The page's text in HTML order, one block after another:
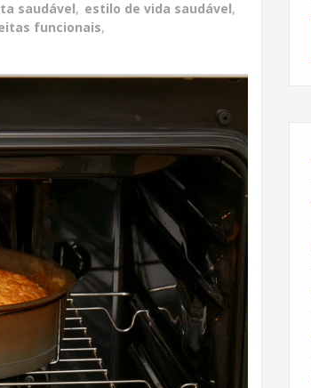
saudável, estilo de vida saudável,
funcionais,